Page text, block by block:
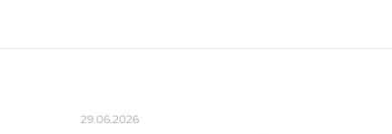
29.06.2026